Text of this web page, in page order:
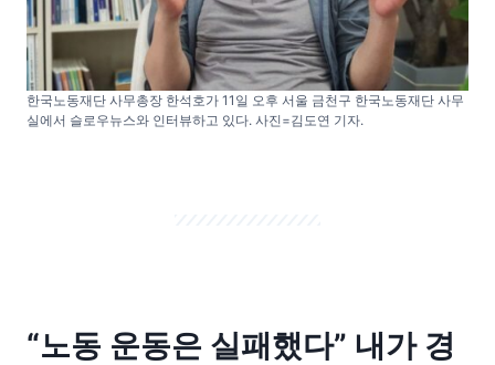
한국노동재단 사무총장 한석호가 11일 오후 서울 금천구 한국노동재단 사무
실에서 슬로우뉴스와 인터뷰하고 있다. 사진=김도연 기자.
“노동 운동은 실패했다” 내가 경